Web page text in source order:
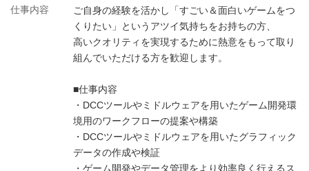
仕事内容
ご自身の経験を活かし「すごい＆面白いゲームをつ
くりたい」というアツイ気持ちをお持ちの方、
高いクオリティを実現するために熱意をもって取り
組んでいただける方を歓迎します。
■仕事内容
・DCCツールやミドルウェアを用いたゲーム開発環
境用のワークフローの提案や構築
・DCCツールやミドルウェアを用いたグラフィック
データの作成や検証
・ゲーム開発やデータ管理をより効率良く行えるス